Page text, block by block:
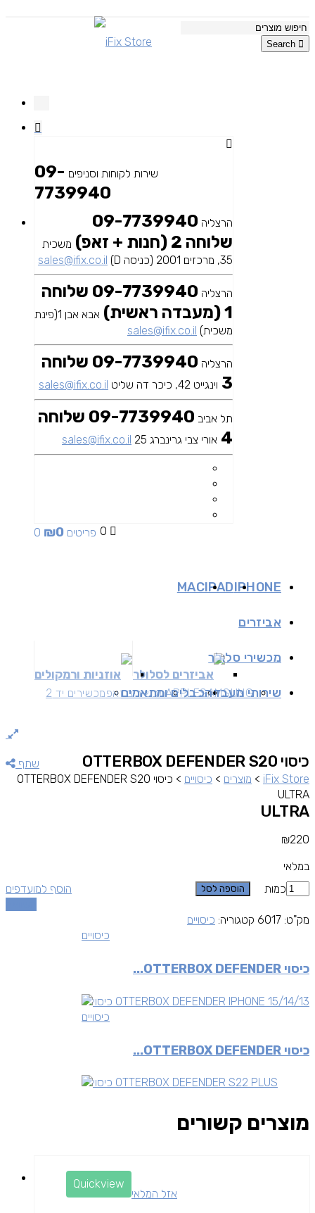
Search
שירות לקוחות וסניפים 09-
7739940
הרצליה 09-7739940
שלוחה 2 (חנות + זאפ)
משכית
35, מרכזים 2001 (כניסה D)
sales@ifix.co.il
הרצליה
09-7739940 שלוחה
1 (מעבדה ראשית)
אבא אבן 1(פינת
משכית) sales@ifix.co.il
הרצליה
09-7739940 שלוחה
3 וינגייט 42, כיכר דה שליט sales@ifix.co.il
תל אביב
09-7739940 שלוחה
4 אורי צבי גרינברג 25 sales@ifix.co.il
0 0 פריטים ₪0
IPHONE
IPAD
MAC
אביזרים
אביזרים לסלולר אוזניות ורמקולים
מכשירי סלולר
SAMSUNG
APPLEמכשירים זאפמכשירים יד 2 שירותי מעבדהכבלים ומתאמים
שתף
iFix Store
> מוצרים > כיסויים >
כיסוי OTTERBOX DEFENDER S20
ULTRA
כיסוי OTTERBOX DEFENDER S20
ULTRA
₪220
במלאי
כמות
הוספה לסל
הוסף למועדפים
מק"ט: 6017 קטגוריה: כיסויים
כיסויים
כיסוי OTTERBOX DEFENDER...
כיסויים
כיסוי OTTERBOX DEFENDER...
מוצרים קשורים
Quickview
אזל המלאי